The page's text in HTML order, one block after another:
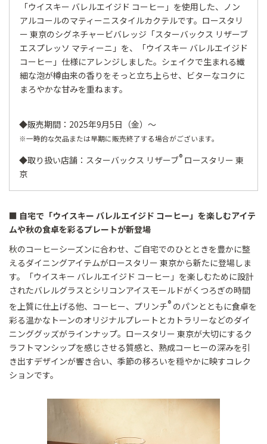
「ウイスキー バレルエイジド コーヒー」を使用した、ノン
アルコールのマティーニスタイルカクテルです。ロースタリ
ー 東京のシグネチャービバレッジ「スターバックス リザーブ
エスプレッソ マティーニ」を、「ウイスキー バレルエイジド
コーヒー」仕様にアレンジしました。シェイクで生まれる繊
細な泡が樽由来の香りをそっと立ち上らせ、ビターなコクに
まろやかな甘みを重ねます。
◆販売期間：2025年9月5日（金）～
※一時的な欠品または早期に販売終了する場合がございます。
◆取り扱い店舗：スターバックス リザーブ® ロースタリー 東
京
■ 自宅で「ウイスキー バレルエイジド コーヒー」を楽しむアイテ
ムや秋の食卓を彩るプレートが新登場
秋のコーヒーシーズンに合わせ、ご自宅でのひとときを豊かに整
えるダイニングアイテムがロースタリー 東京から新たに登場しま
す。「ウイスキー バレルエイジド コーヒー」を楽しむために設計
されたバレルグラスとシリコンアイスモールドがくつろぎの時間
を上質に仕上げる他、コーヒー、プリンチ® のパンとともに食卓を
彩る温かなトーンのオリジナルプレートとカトラリーなどのダイ
ニンググッズがラインナップ。ロースタリー 東京が大切にするク
ラフトマンシップを感じさせる質感と、熟成コーヒーの深みを引
き出すデザインが響き合い、季節の移ろいを穏やかに映すコレク
ションです。